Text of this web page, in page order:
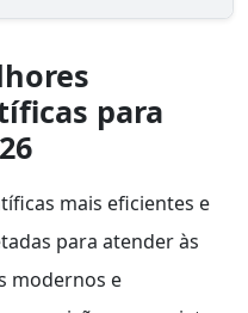
para
mais eficientes e
para atender às
modernos e